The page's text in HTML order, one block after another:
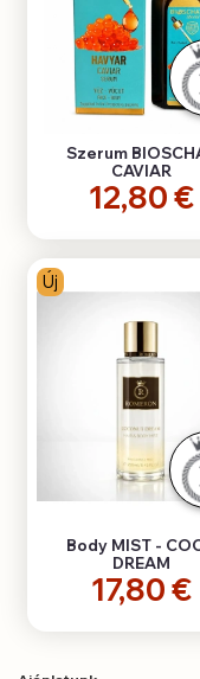
Szerum
CAVIAR
12,80 €
Új
Body MIST -
DREAM
17,80 €